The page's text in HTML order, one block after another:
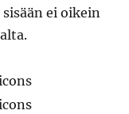
ei oikein